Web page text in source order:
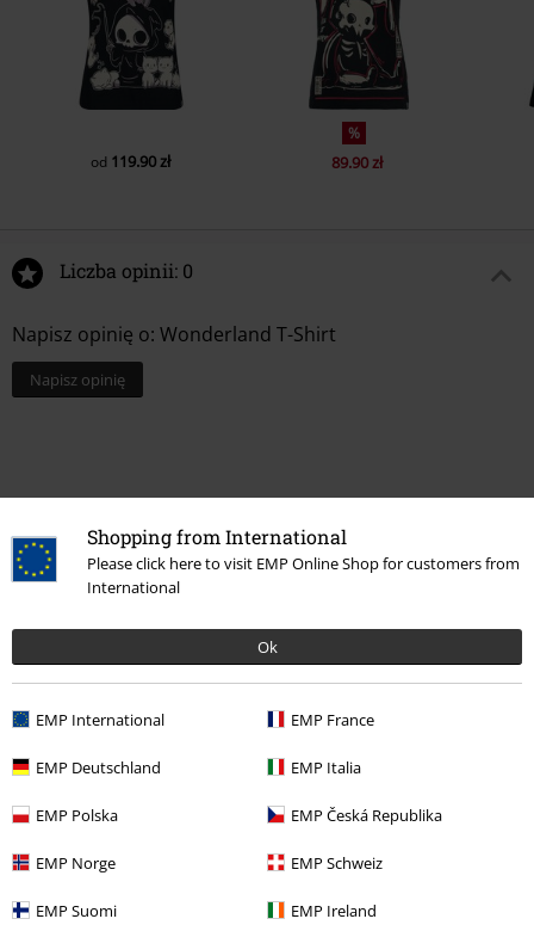
Shopping from International
Please click here to visit EMP Online Shop for customers from
International
Ok
EMP International EMP France
EMP Deutschland EMP Italia
EMP Polska EMP Česká Republika
EMP Norge EMP Schweiz
EMP Suomi EMP Ireland
od 119.90 zł
%
89.90 zł
Liczba opinii: 0
Napisz opinię o: Wonderland T-Shirt
Napisz opinię
Ostatnia wizyta
-35%